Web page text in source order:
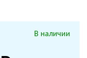
В наличии